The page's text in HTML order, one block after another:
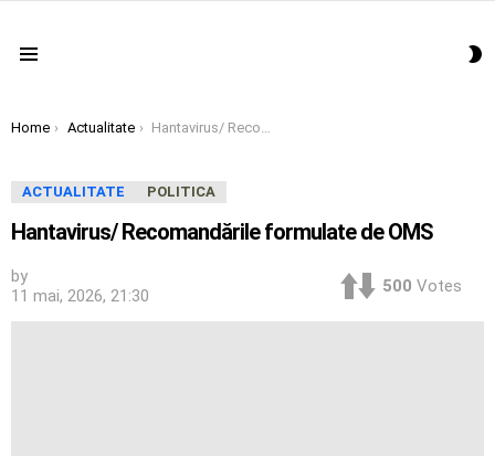
You are here:
Home Actualitate Hantavirus/ Recomandările formulate de OMS
ACTUALITATE POLITICA
Hantavirus/ Recomandările formulate de OMS
by
11 mai, 2026, 21:30
500 Votes